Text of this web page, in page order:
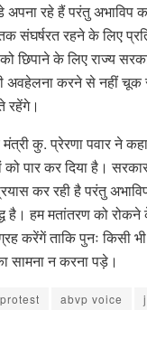
रहे हैं परंतु अभाविप का
संघर्षरत रहने के लिए
छिपाने के लिए राज्य
अवहेलना करने से नहीं चूक
रहेंगे।
मंत्री कु. प्रेरणा पवार ने
को पार कर दिया है।
कर रही है परंतु
है। हम मतांतरण को
करेंगें ताकि पुनः किसी भी
सामना न करना पड़े।
abvp voice